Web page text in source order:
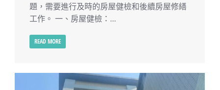
題，需要進行及時的房屋健檢和後續房屋修繕
工作。 一、房屋健檢：…
READ MORE